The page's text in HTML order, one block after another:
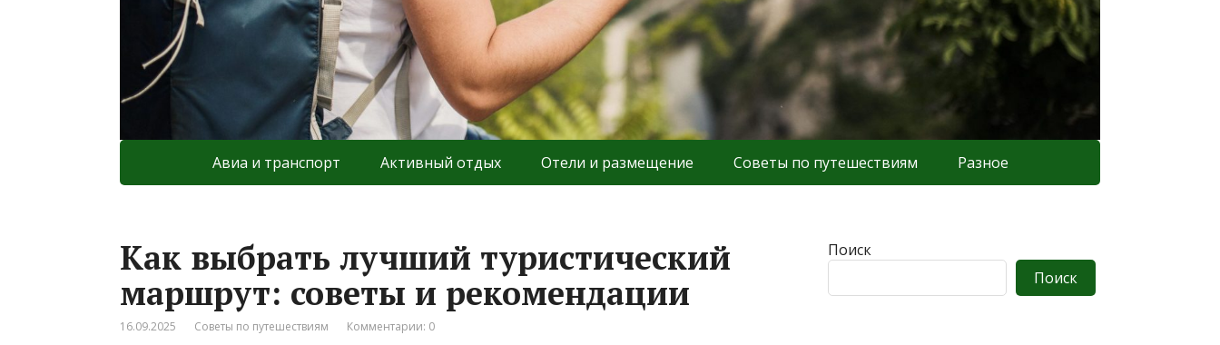
Авиа и транспорт Активный отдых Отели и размещение Советы по путешествиям Разное
Как выбрать лучший туристический
маршрут: советы и рекомендации
16.09.2025 Советы по путешествиям Комментарии: 0
Поиск
Поиск